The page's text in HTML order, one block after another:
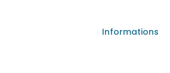
Informations